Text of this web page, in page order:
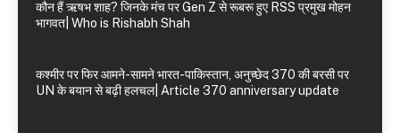
कौन हैं ऋषभ शाह? जिनके मंच पर Gen Z से रूबरू हुए RSS प्रमुख मोहन
भागवत| Who is Rishabh Shah
कश्मीर पर फिर आमने-सामने भारत-पाकिस्तान, अनुच्छेद 370 की बरसी पर
UN के बयान से बढ़ी हलचल| Article 370 anniversary update